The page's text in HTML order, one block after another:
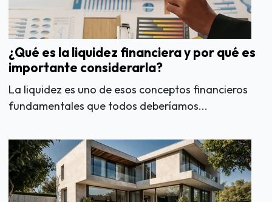
¿Qué es la liquidez financiera y por qué es
importante considerarla?
La liquidez es uno de esos conceptos financieros
fundamentales que todos deberíamos...